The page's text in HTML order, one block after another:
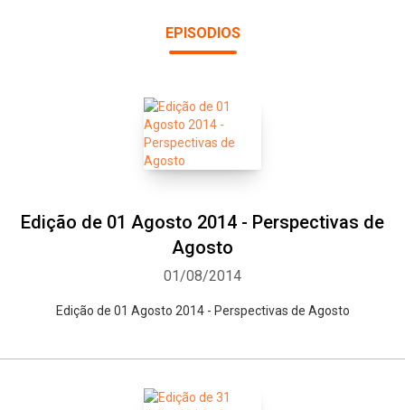
EPISODIOS
Edição de 01 Agosto 2014 - Perspectivas de
Agosto
01/08/2014
Edição de 01 Agosto 2014 - Perspectivas de Agosto